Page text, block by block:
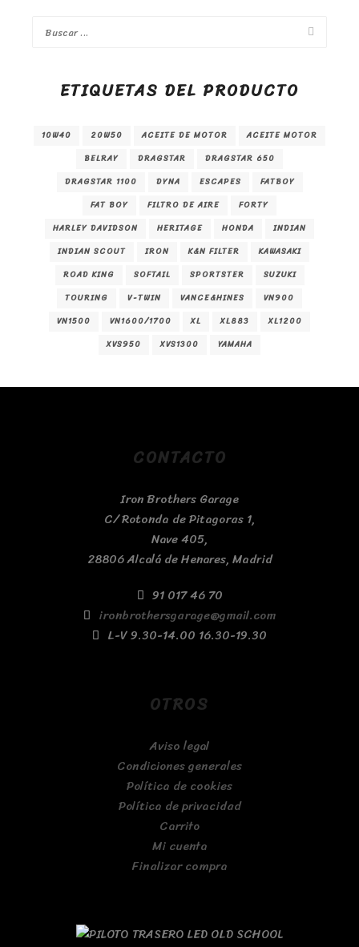
ETIQUETAS DEL PRODUCTO
10W40 20W50 ACEITE DE MOTOR
ACEITE MOTOR
BELRAY
DRAGSTAR
DRAGSTAR 650
DRAGSTAR 1100
DYNA ESCAPES
FATBOY
FAT BOY
FILTRO DE AIRE
FORTY
HARLEY DAVIDSON
HERITAGE HONDA
INDIAN
INDIAN SCOUT
IRON K&N FILTER
KAWASAKI
ROAD KING
SOFTAIL SPORTSTER
SUZUKI
TOURING
V-TWIN VANCE&HINES
VN900
VN1500
VN1600/1700 XL XL883
XL1200
XVS950
XVS1300 YAMAHA
CONTACTO
Iron Brothers Garage
C/ Rotonda de Pitagoras 1,
Nave 405,
28806 Alcalá de Henares, Madrid
91 017 46 70
ironbrothersgarage@gmail.com
L-V 9.30-14.00 16.30-19.30
OTROS
Aviso legal
Condiciones generales
Política de cookies
Política de privacidad
Carrito
Mi cuenta
Finalizar compra